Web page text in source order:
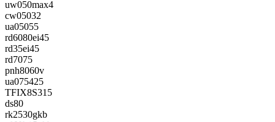
uw050max4
cw05032
ua05055
rd6080ei45
rd35ei45
rd7075
pnh8060v
ua075425
TFIX8S315
ds80
rk2530gkb